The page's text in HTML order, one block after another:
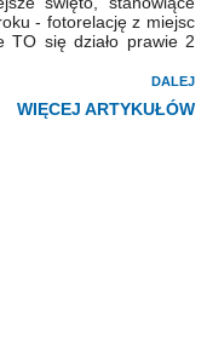
- fotorelację z miejsc
TO się działo prawie 2
DALEJ
WIĘCEJ ARTYKUŁÓW